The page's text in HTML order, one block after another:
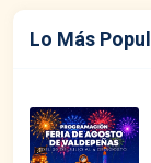
Lo Más